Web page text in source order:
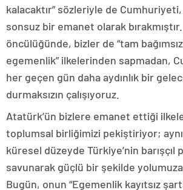
kalacaktır” sözleriyle de
sonsuz bir emanet olarak
öncülüğünde, bizler de “tam
egemenlik” ilkelerinden sapmadan,
her geçen gün daha aydınlık bir
durmaksızın çalışıyoruz.
Atatürk’ün bizlere emanet ettiği
toplumsal birliğimizi pekiştiriyor;
küresel düzeyde Türkiye’nin barışçıl
savunarak güçlü bir şekilde
Bugün, onun “Egemenlik kayıtsız